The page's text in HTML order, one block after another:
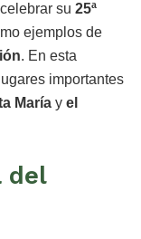
su 25ª
ejemplos de
. En esta
importantes
María y el
del